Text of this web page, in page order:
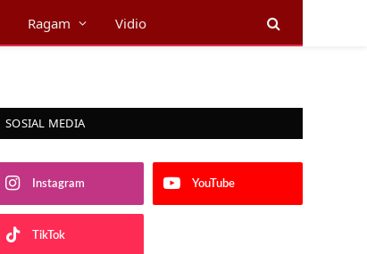
Ragam Vidio
SOSIAL MEDIA
Instagram YouTube
TikTok